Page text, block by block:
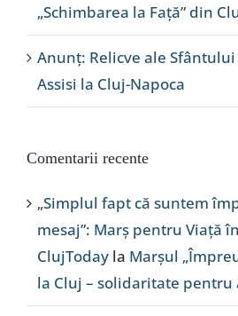
„Schimbarea la Față” din
Anunț: Relicve ale Sfântului
Assisi la Cluj-Napoca
Comentarii recente
„Simplul fapt că suntem
mesaj”: Marș pentru Viață
ClujToday la Marșul
la Cluj – solidaritate